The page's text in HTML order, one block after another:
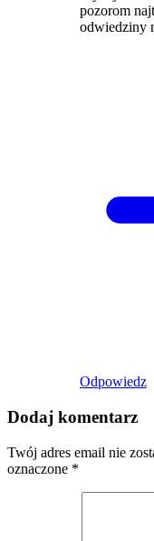
pozorom
odwiedziny
Odpowiedz
Dodaj komentarz
Twój adres email nie
oznaczone *